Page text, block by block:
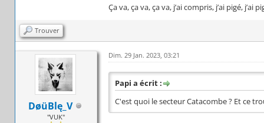
Ça va, ça va, ça va, j’ai compris, j’ai pigé, j’ai
Trouver
DøüBlę_V
"VUK"
Dim. 29 Jan. 2023, 03:21
Papi a écrit :
C'est quoi le secteur Catacombe ? Et ce